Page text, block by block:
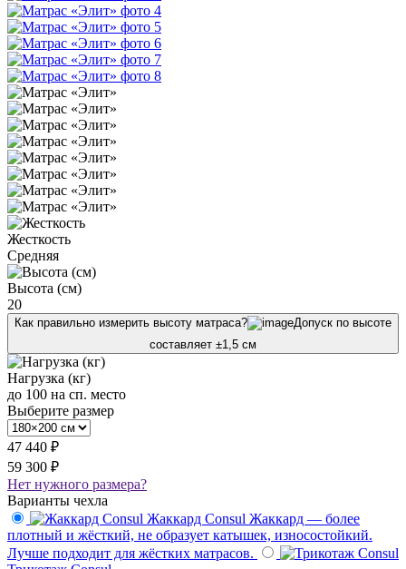
Жесткость
Средняя
Высота (см)
20
Как правильно измерить высоту матраса?
Допуск по высоте
составляет ±1,5 см
Нагрузка (кг)
до 100 на сп. место
Выберите размер
47 440 ₽
59 300 ₽
Нет нужного размера?
Варианты чехла
Жаккард Consul Жаккард — более
плотный и жёсткий, не образует катышек, износостойкий.
Лучше подходит для жёстких матрасов.